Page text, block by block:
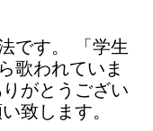
です。 「学生
歌われていま
がとうござい
致します。